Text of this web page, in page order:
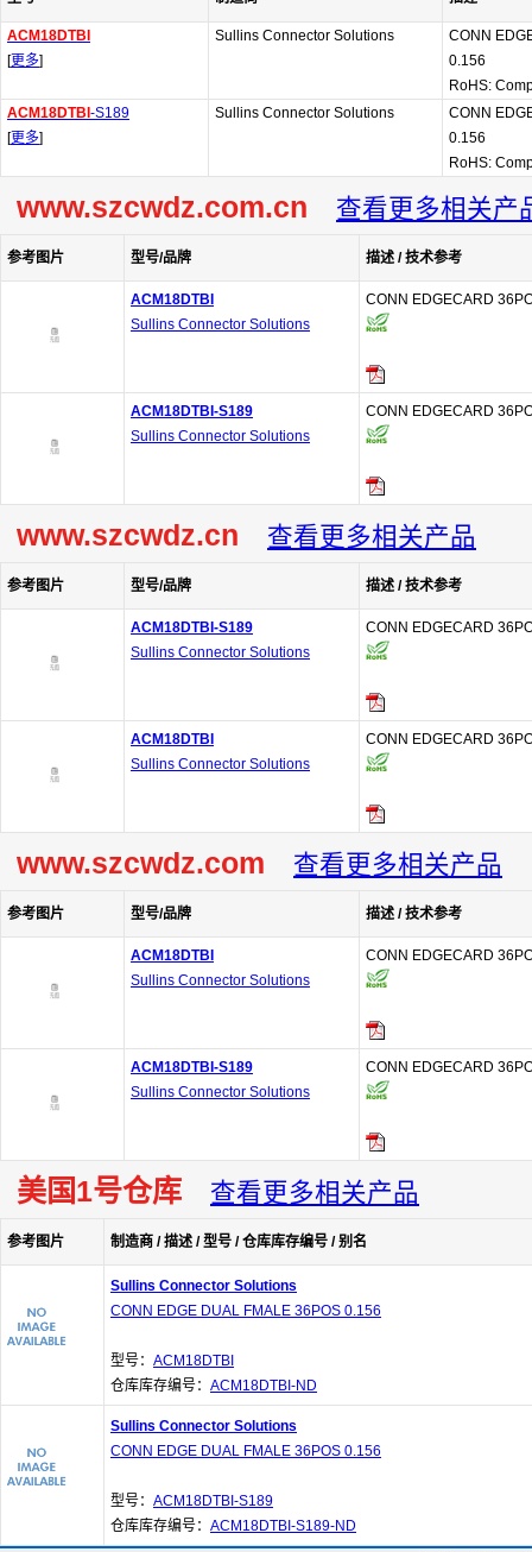
ACM18DTBI
[更多]
Sullins Connector Solutions
CONN
0.156
RoHS:
ACM18DTBI -S189
[更多]
Sullins Connector Solutions
CONN
0.156
RoHS:
www.szcwdz.com.cn 查看更多相关产
参考图片 型号/品牌 描述 / 技术参考
ACM18DTBI
Sullins Connector Solutions
CONN EDGECARD
ACM18DTBI-S189
Sullins Connector Solutions
CONN EDGECARD
www.szcwdz.cn 查看更多相关产品
参考图片 型号/品牌 描述 / 技术参考
ACM18DTBI-S189
Sullins Connector Solutions
CONN EDGECARD
ACM18DTBI
Sullins Connector Solutions
CONN EDGECARD
www.szcwdz.com 查看更多相关产品
参考图片 型号/品牌 描述 / 技术参考
ACM18DTBI
Sullins Connector Solutions
CONN EDGECARD
ACM18DTBI-S189
Sullins Connector Solutions
CONN EDGECARD
美国1号仓库 查看更多相关产品
参考图片 制造商 / 描述 / 型号 / 仓库库存编号 / 别名
Sullins Connector Solutions
CONN EDGE DUAL FMALE 36POS 0.156
型号： ACM18DTBI
仓库库存编号： ACM18DTBI-ND
Sullins Connector Solutions
CONN EDGE DUAL FMALE 36POS 0.156
型号： ACM18DTBI-S189
仓库库存编号： ACM18DTBI-S189-ND